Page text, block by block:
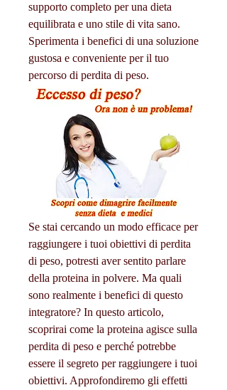
supporto completo per una dieta
equilibrata e uno stile di vita sano.
Sperimenta i benefici di una soluzione
gustosa e conveniente per il tuo
percorso di perdita di peso.
Se stai cercando un modo efficace per
raggiungere i tuoi obiettivi di perdita
di peso, potresti aver sentito parlare
della proteina in polvere. Ma quali
sono realmente i benefici di questo
integratore? In questo articolo,
scoprirai come la proteina agisce sulla
perdita di peso e perché potrebbe
essere il segreto per raggiungere i tuoi
obiettivi. Approfondiremo gli effetti